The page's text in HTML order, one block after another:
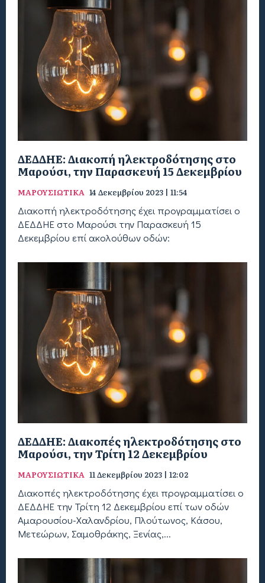
ΔΕΔΔΗΕ: Διακοπή ηλεκτροδότησης στο
Μαρούσι, την Παρασκευή 15 Δεκεμβρίου
ΜΑΡΟΥΣΙΩΤΙΚΑ 14 Δεκεμβρίου 2023 | 11:54
Διακοπή ηλεκτροδότησης έχει προγραμματίσει ο
ΔΕΔΔΗΕ στο Μαρούσι την Παρασκευή 15
ΔΕΔΔΗΕ: Διακοπές ηλεκτροδότησης στο
Μαρούσι, την Τρίτη 12 Δεκεμβρίου
ΜΑΡΟΥΣΙΩΤΙΚΑ 11 Δεκεμβρίου 2023 | 12:02
Διακοπές ηλεκτροδότησης έχει προγραμματίσει ο
ΔΕΔΔΗΕ την Τρίτη 12 Δεκεμβρίου επί των οδών
Αμαρουσίου-Χαλανδρίου, Πλούτωνος, Κάσου,
Μετεώρων, Σαμοθράκης, Ξενίας,...